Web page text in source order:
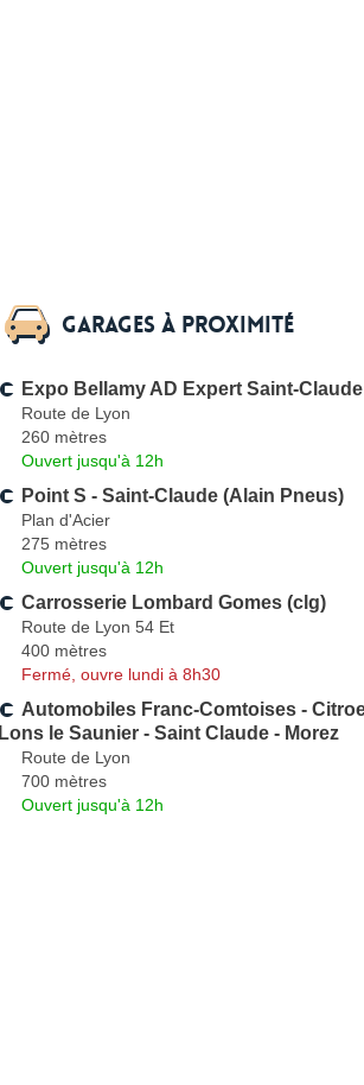
Garages à proximité
Expo Bellamy AD Expert Saint-Claude
Route de Lyon
260 mètres
Ouvert jusqu'à 12h
Point S - Saint-Claude (Alain Pneus)
Plan d'Acier
275 mètres
Ouvert jusqu'à 12h
Carrosserie Lombard Gomes (clg)
Route de Lyon 54 Et
400 mètres
Fermé, ouvre lundi à 8h30
Automobiles Franc-Comtoises -
Lons le Saunier - Saint Claude - Morez
Route de Lyon
700 mètres
Ouvert jusqu'à 12h